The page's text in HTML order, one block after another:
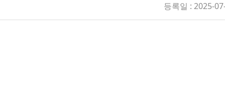
등록일 : 2025-